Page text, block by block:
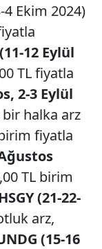
4 Ekim 2024)
12 Eylül
TL fiyatla
2-3 Eylül
halka arz
fiyatla
TL birim
(21-22-
arz,
(15-16